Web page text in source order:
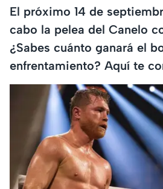
El próximo 14 de
cabo la pelea del Canelo
¿Sabes cuánto ganará el
enfrentamiento? Aquí te